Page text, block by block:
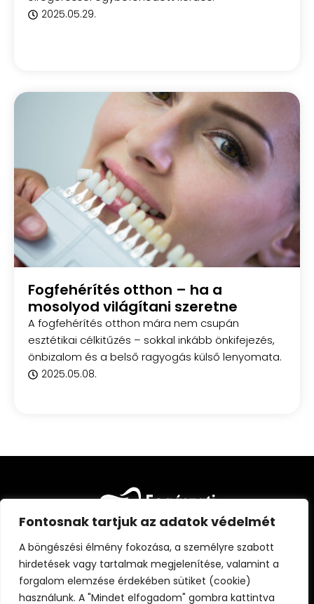
Fontosnak tartjuk az adatok védelmét
A böngészési élmény fokozása, a személyre szabott
hirdetések vagy tartalmak megjelenítése, valamint a
forgalom elemzése érdekében sütiket (cookie)
használunk. A "Mindet elfogadom" gombra kattintva
2025.05.29.
Fogfehérítés otthon – ha a
mosolyod világítani szeretne
A fogfehérítés otthon mára nem csupán
esztétikai célkitűzés – sokkal inkább önkifejezés,
önbizalom és a belső ragyogás külső lenyomata.
2025.05.08.
FŐOLDAL CIKKEK FOGÁSZATI KISOKOS